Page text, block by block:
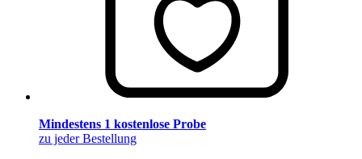
Mindestens 1 kostenlose Probe
zu jeder Bestellung